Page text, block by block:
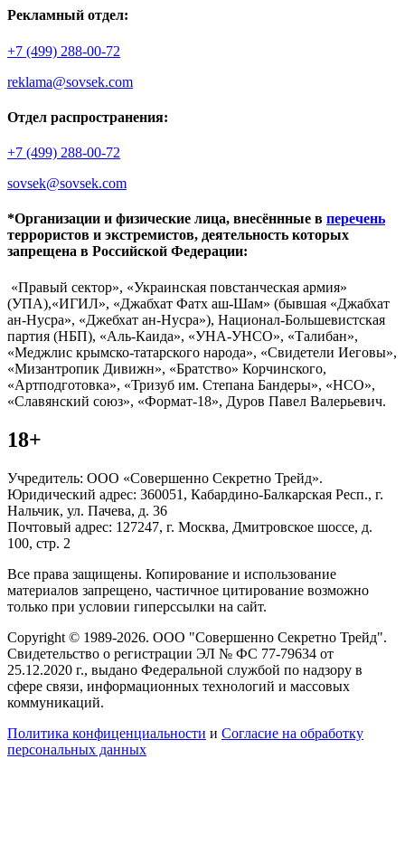
Рекламный отдел:
+7 (499) 288-00-72
reklama@sovsek.com
Отдел распространения:
+7 (499) 288-00-72
sovsek@sovsek.com
*Организации и физические лица, внесённные в перечень
террористов и экстремистов, деятельность которых
запрещена в Российской Федерации:
«Правый сектор», «Украинская повстанческая армия»
(УПА),«ИГИЛ», «Джабхат Фатх аш-Шам» (бывшая «Джабхат
ан-Нусра», «Джебхат ан-Нусра»), Национал-Большевистская
партия (НБП), «Аль-Каида», «УНА-УНСО», «Талибан»,
«Меджлис крымско-татарского народа», «Свидетели Иеговы»,
«Мизантропик Дивижн», «Братство» Корчинского,
«Артподготовка», «Тризуб им. Степана Бандеры», «НСО»,
«Славянский союз», «Формат-18», Дуров Павел Валерьевич.
18+
Учредитель: ООО «Совершенно Секретно Трейд».
Юридический адрес: 360051, Кабардино-Балкарская Респ., г.
Нальчик, ул. Пачева, д. 36
Почтовый адрес: 127247, г. Москва, Дмитровское шоссе, д.
100, стр. 2
Все права защищены. Копирование и использование
материалов запрещено, частичное цитирование возможно
только при условии гиперссылки на сайт.
Copyright © 1989-2026. ООО "Совершенно Секретно Трейд".
Свидетельство о регистрации ЭЛ № ФС 77-79634 от
25.12.2020 г., выдано Федеральной службой по надзору в
сфере связи, информационных технологий и массовых
коммуникаций.
Политика конфиценциальности и Согласие на обработку
персональных данных